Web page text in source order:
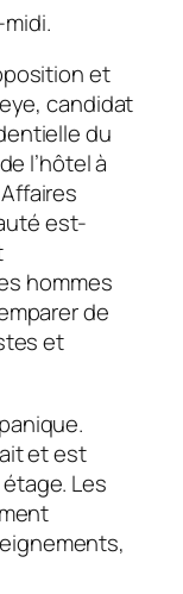
et
candidat
du
l’hôtel à
est-
hommes
de
et
et est
Les